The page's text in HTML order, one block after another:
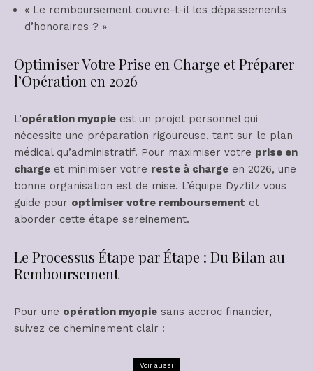
« Le remboursement couvre-t-il les dépassements
d’honoraires ? »
Optimiser Votre Prise en Charge et Préparer
l’Opération en 2026
L’opération myopie est un projet personnel qui
nécessite une préparation rigoureuse, tant sur le plan
médical qu’administratif. Pour maximiser votre prise en
charge et minimiser votre reste à charge en 2026, une
bonne organisation est de mise. L’équipe Dyztilz vous
guide pour optimiser votre remboursement et
aborder cette étape sereinement.
Le Processus Étape par Étape : Du Bilan au
Remboursement
Pour une opération myopie sans accroc financier,
suivez ce cheminement clair :
Voir aussi